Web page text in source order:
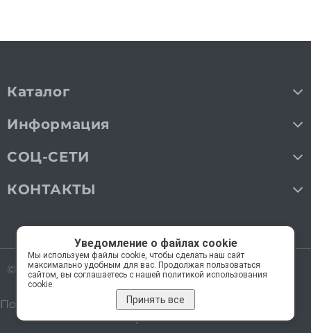
Каталог
Информация
СОЦ-СЕТИ
КОНТАКТЫ
© 2018—2026 Мос Люстры.Все права защищены
Политика обработки персональных данных
Карта сайта
Уведомление о файлах cookie
Мы используем файлы cookie, чтобы сделать наш сайт
максимально удобным для вас. Продолжая пользоваться
сайтом, вы соглашаетесь с нашей политикой использования
cookie.
Принять все